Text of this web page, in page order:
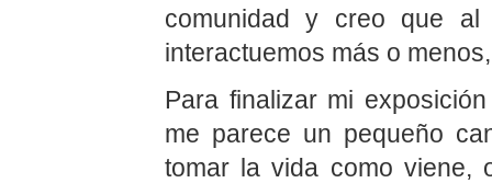
comunidad y creo que
interactuemos más o
Para finalizar mi
me parece un pequeño
tomar la vida como